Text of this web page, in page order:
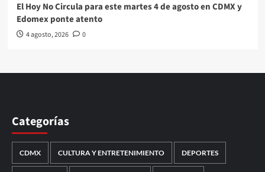
El Hoy No Circula para este martes 4 de agosto en CDMX y
Edomex ponte atento
4 agosto, 2026 0
Categorías
CDMX CULTURA Y ENTRETENIMIENTO DEPORTES